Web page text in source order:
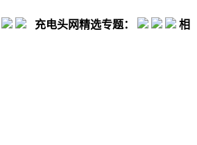
充电头网精选专题：
相